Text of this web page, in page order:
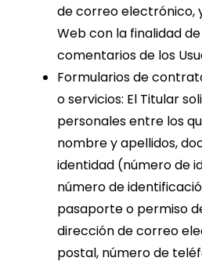
de correo electrónico,
Web con la finalidad
comentarios de los
Formularios de
o servicios: El Titular
personales entre los
nombre y apellidos,
identidad (número de
número de
pasaporte o permiso
dirección de correo
postal, número de